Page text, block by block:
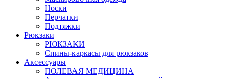
Носки
Перчатки
Подтяжки
Рюкзаки
РЮКЗАКИ
Спины-каркасы для рюкзаков
Аксессуары
ПОЛЕВАЯ МЕДИЦИНА